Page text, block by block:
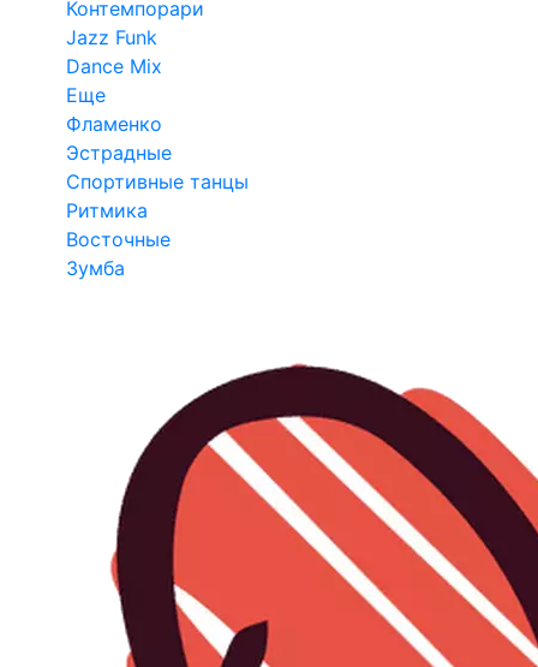
Контемпорари
Jazz Funk
Dance Mix
Еще
Фламенко
Эстрадные
Спортивные танцы
Ритмика
Восточные
Зумба